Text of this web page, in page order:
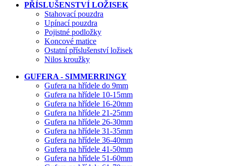
PŘÍSLUŠENSTVÍ LOŽISEK
Stahovací pouzdra
Upínací pouzdra
Pojistné podložky
Koncové matice
Ostatní příslušenství ložisek
Nilos kroužky
GUFERA - SIMMERRINGY
Gufera na hřídele do 9mm
Gufera na hřídele 10-15mm
Gufera na hřídele 16-20mm
Gufera na hřídele 21-25mm
Gufera na hřídele 26-30mm
Gufera na hřídele 31-35mm
Gufera na hřídele 36-40mm
Gufera na hřídele 41-50mm
Gufera na hřídele 51-60mm